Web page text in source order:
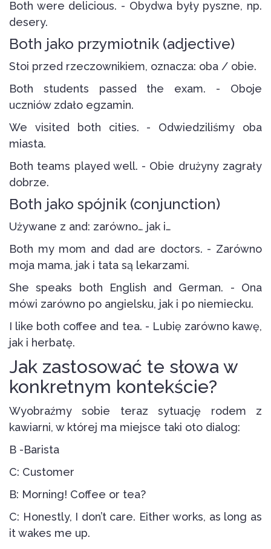
Both were delicious. - Obydwa były pyszne, np.
desery.
Both jako przymiotnik (adjective)
Stoi przed rzeczownikiem, oznacza: oba / obie.
Both students passed the exam. - Oboje
uczniów zdało egzamin.
We visited both cities. - Odwiedziliśmy oba
miasta.
Both teams played well. - Obie drużyny zagrały
dobrze.
Both jako spójnik (conjunction)
Używane z and: zarówno… jak i…
Both my mom and dad are doctors. - Zarówno
moja mama, jak i tata są lekarzami.
She speaks both English and German. - Ona
mówi zarówno po angielsku, jak i po niemiecku.
I like both coffee and tea. - Lubię zarówno kawę,
jak i herbatę.
Jak zastosować te słowa w
konkretnym kontekście?
Wyobraźmy sobie teraz sytuację rodem z
kawiarni, w której ma miejsce taki oto dialog:
B -Barista
C: Customer
B: Morning! Coffee or tea?
C: Honestly, I don’t care. Either works, as long as
it wakes me up.